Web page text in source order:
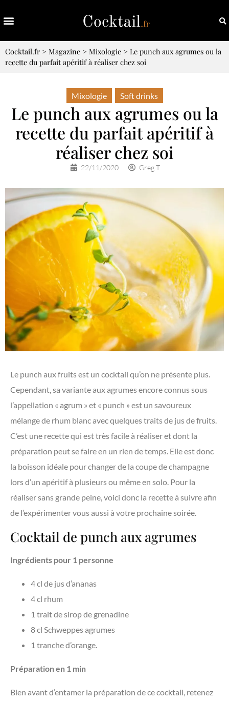
Cocktail.fr> Magazine > Mixologie > Le punch aux agrumes ou la
recette du parfait apéritif à réaliser chez soi
Mixologie Soft drinks
Le punch aux agrumes ou la
recette du parfait apéritif à
réaliser chez soi
22/11/2020 Greg T
Le punch aux fruits est un cocktail qu’on ne présente plus.
Cependant, sa variante aux agrumes encore connus sous
l’appellation « agrum » et « punch » est un savoureux
mélange de rhum blanc avec quelques traits de jus de fruits.
C’est une recette qui est très facile à réaliser et dont la
préparation peut se faire en un rien de temps. Elle est donc
la boisson idéale pour changer de la coupe de champagne
lors d’un apéritif à plusieurs ou même en solo. Pour la
réaliser sans grande peine, voici donc la recette à suivre afin
de l’expérimenter vous aussi à votre prochaine soirée.
Cocktail de punch aux agrumes
Ingrédients pour 1 personne
4 cl de jus d’ananas
4 cl rhum
1 trait de sirop de grenadine
8 cl Schweppes agrumes
1 tranche d’orange.
Préparation en 1 min
Bien avant d’entamer la préparation de ce cocktail, retenez